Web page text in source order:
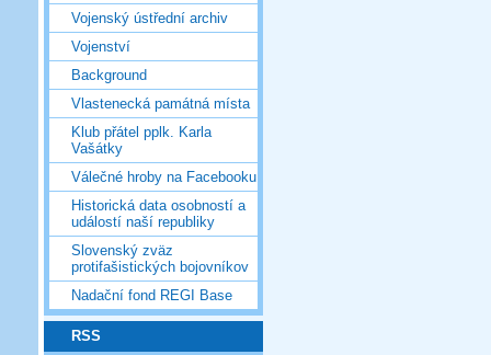
Vojenský ústřední archiv
Vojenství
Background
Vlastenecká památná místa
Klub přátel pplk. Karla
Vašátky
Válečné hroby na Facebooku
Historická data osobností a
událostí naší republiky
Slovenský zväz
protifašistických bojovníkov
Nadační fond REGI Base
RSS